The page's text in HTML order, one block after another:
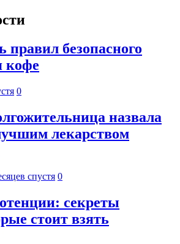
безопасного
кофе
0
назвала
лекарством
спустя 0
секреты
стоит взять